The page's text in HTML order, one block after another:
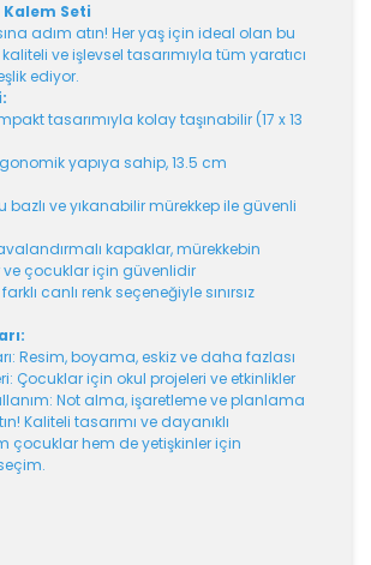
Kalem Seti
adım atın! Her yaş için ideal olan bu
ve işlevsel tasarımıyla tüm yaratıcı
ediyor.
tasarımıyla kolay taşınabilir (17 x 13
yapıya sahip, 13.5 cm
bazlı ve yıkanabilir mürekkep ile güvenli
kapaklar, mürekkebin
ve çocuklar için güvenlidir
canlı renk seçeneğiyle sınırsız
Resim, boyama, eskiz ve daha fazlası
Çocuklar için okul projeleri ve etkinlikler
Not alma, işaretleme ve planlama
Kaliteli tasarımı ve dayanıklı
çocuklar hem de yetişkinler için